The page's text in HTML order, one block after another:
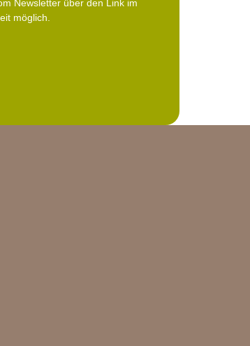
Newsletter über den Link im
möglich.